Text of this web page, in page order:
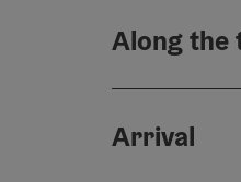
Along the
Arrival